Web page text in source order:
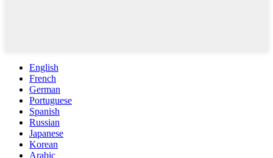
English
French
German
Portuguese
Spanish
Russian
Japanese
Korean
Arabic